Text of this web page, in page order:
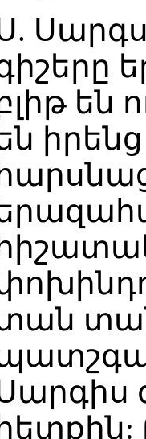
են
հետքին: